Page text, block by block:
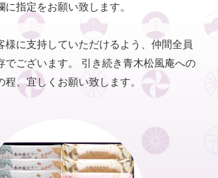
指定をお願い致します。
様に支持していただけるよう、仲間全員
でございます。 引き続き青木松風庵への
、宜しくお願い致します。